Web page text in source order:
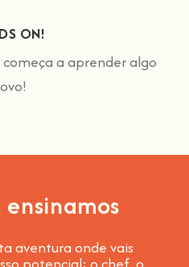
ON!
a aprender algo
ensinamos
aventura onde vais